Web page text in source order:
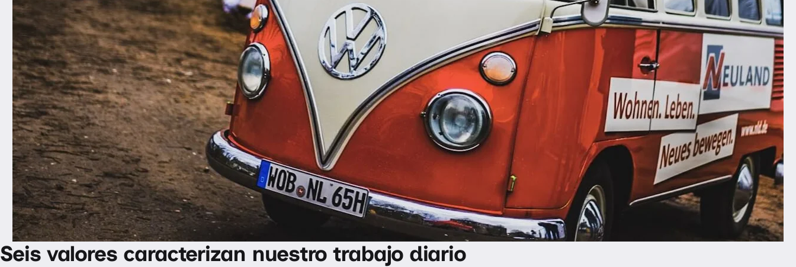
Seis valores caracterizan nuestro trabajo diario